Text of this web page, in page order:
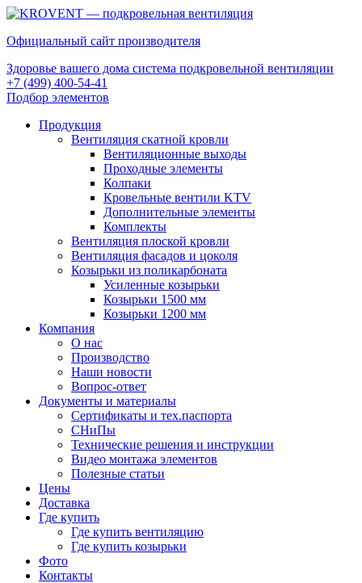
Официальный сайт производителя
Здоровье вашего дома система подкровельной вентиляции
+7 (499) 400-54-41
Подбор элементов
Продукция
Вентиляция скатной кровли
Вентиляционные выходы
Проходные элементы
Колпаки
Кровельные вентили KTV
Дополнительные элементы
Комплекты
Вентиляция плоской кровли
Вентиляция фасадов и цоколя
Козырьки из поликарбоната
Усиленные козырьки
Козырьки 1500 мм
Козырьки 1200 мм
Компания
О нас
Производство
Наши новости
Вопрос-ответ
Документы и материалы
Сертификаты и тех.паспорта
СНиПы
Технические решения и инструкции
Видео монтажа элементов
Полезные статьи
Цены
Доставка
Где купить
Где купить вентиляцию
Где купить козырьки
Фото
Контакты